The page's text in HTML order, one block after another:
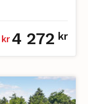
kr 4 272 kr